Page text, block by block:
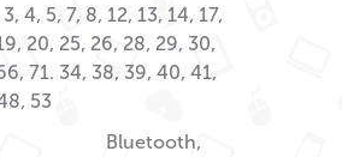
3, 4, 5, 7, 8, 12, 13, 14, 17,
20, 25, 26, 28, 29, 30,
71. 34, 38, 39, 40, 41,
53
Bluetooth,